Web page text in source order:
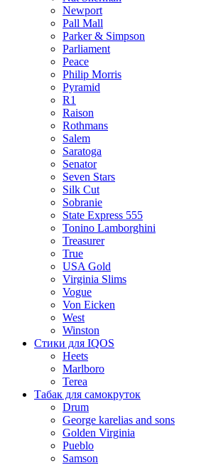
Newport
Pall Mall
Parker & Simpson
Parliament
Peace
Philip Morris
Pyramid
R1
Raison
Rothmans
Salem
Saratoga
Senator
Seven Stars
Silk Cut
Sobranie
State Express 555
Tonino Lamborghini
Treasurer
True
USA Gold
Virginia Slims
Vogue
Von Eicken
West
Winston
Стики для IQOS
Heets
Marlboro
Terea
Табак для самокруток
Drum
George karelias and sons
Golden Virginia
Pueblo
Samson